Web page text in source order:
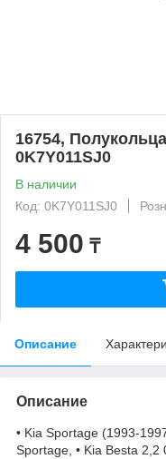
16754,
0K7Y011SJ0
В наличии
Код: 0K7Y011SJ0
4 500 ₸
Описание
Описание
• Kia Sportage (1993-
Sportage, • Kia Besta 2,2